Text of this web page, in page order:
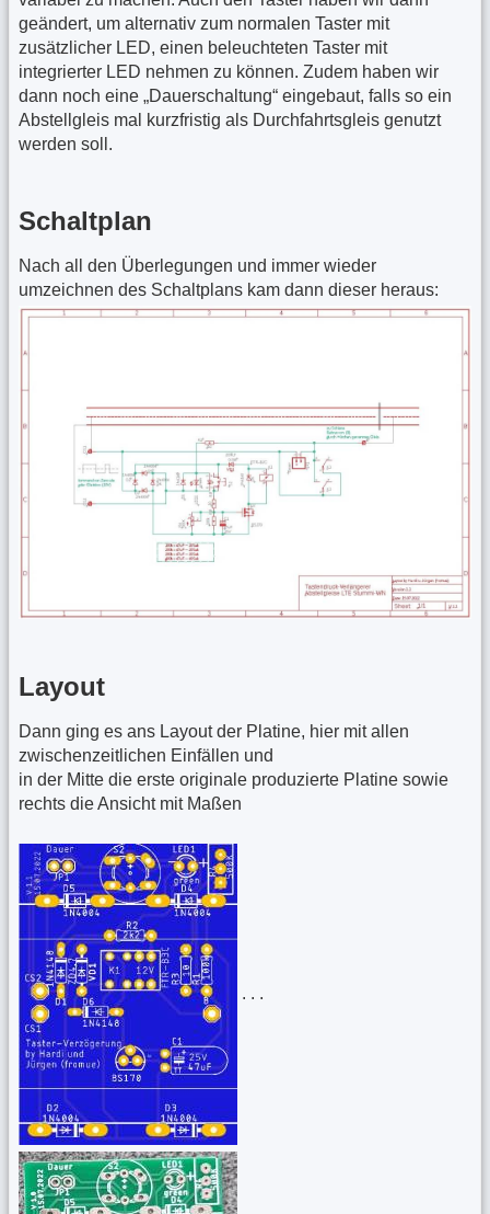
geändert, um alternativ zum normalen Taster mit
zusätzlicher LED, einen beleuchteten Taster mit
integrierter LED nehmen zu können. Zudem haben wir
dann noch eine „Dauerschaltung“ eingebaut, falls so ein
Abstellgleis mal kurzfristig als Durchfahrtsgleis genutzt
werden soll.
Schaltplan
Nach all den Überlegungen und immer wieder
umzeichnen des Schaltplans kam dann dieser heraus:
Layout
Dann ging es ans Layout der Platine, hier mit allen
zwischenzeitlichen Einfällen und
in der Mitte die erste originale produzierte Platine sowie
rechts die Ansicht mit Maßen
. . .